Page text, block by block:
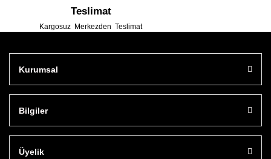
Teslimat
Kargosuz Merkezden Teslimat
Kurumsal
Bilgiler
Üyelik